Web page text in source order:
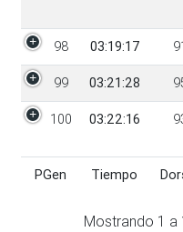
PGen Tiempo
98 03:19:17
99 03:21:28
100 03:22:16
PGen Tiempo
Mostrando 1 a